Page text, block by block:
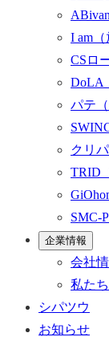
ABivan
I am
CSロ
DoLA
パテ
クリ
TRID
SMC-
企業情報
会社
私た
シパツウ
お知らせ